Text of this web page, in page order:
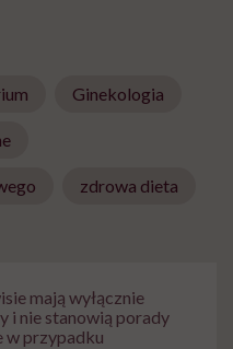
Ginekologia
zdrowa dieta
mają wyłącznie
i nie stanowią porady
w przypadku